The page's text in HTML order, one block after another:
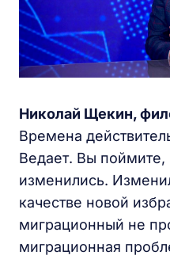
Николай Щекин,
Времена
Ведает. Вы поймите,
изменились.
качестве новой
миграционный не
миграционная